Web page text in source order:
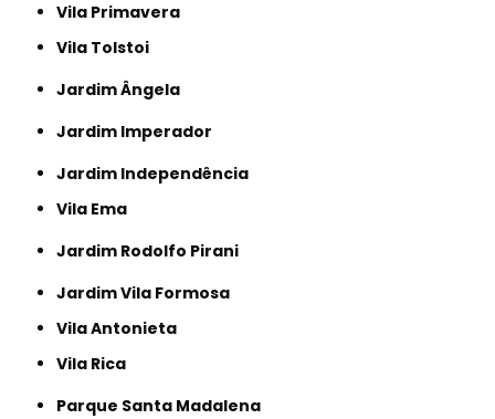
Vila Primavera
Vila Tolstoi
Jardim Ângela
Jardim Imperador
Jardim Independência
Vila Ema
Jardim Rodolfo Pirani
Jardim Vila Formosa
Vila Antonieta
Vila Rica
Parque Santa Madalena